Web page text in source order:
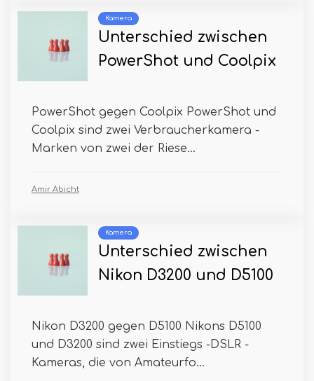
Kamera
Unterschied zwischen
PowerShot und Coolpix
PowerShot gegen Coolpix PowerShot und
Coolpix sind zwei Verbraucherkamera -
Marken von zwei der Riese...
Amir Abicht
Kamera
Unterschied zwischen
Nikon D3200 und D5100
Nikon D3200 gegen D5100 Nikons D5100
und D3200 sind zwei Einstiegs -DSLR -
Kameras, die von Amateurfo...